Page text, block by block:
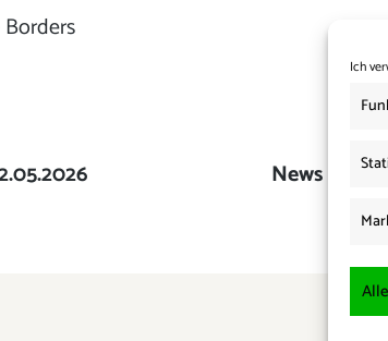
Ich
Nächster
News from